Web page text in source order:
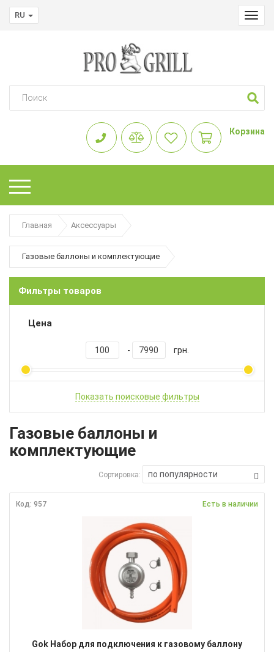
RU
Корзина
Главная Аксессуары
Газовые баллоны и комплектующие
Фильтры товаров
Цена
- грн.
Показать поисковые фильтры
Газовые баллоны и
комплектующие
Сортировка: по популярности
Код: 957 Есть в наличии
Gok Набор для подключения к газовому баллону